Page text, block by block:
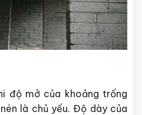
độ mở của khoảng trống
là chủ yếu. Độ dày của